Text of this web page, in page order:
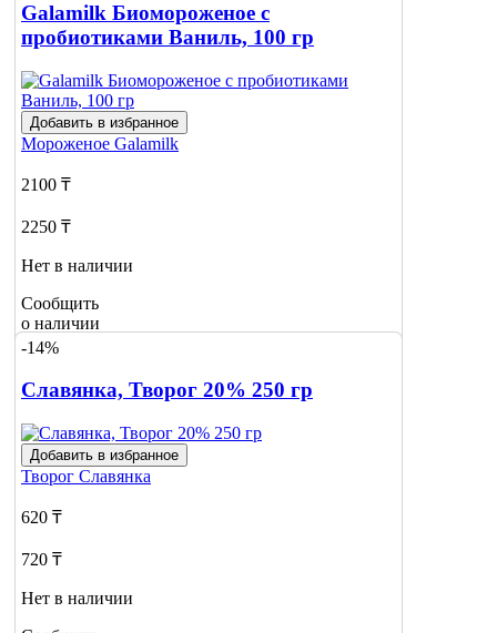
Galamilk Биомороженое с
пробиотиками Ваниль, 100 гр
Добавить в избранное
Мороженое Galamilk
2100 ₸
2250 ₸
Нет в наличии
Сообщить
о наличии
-14%
Славянка, Творог 20% 250 гр
Добавить в избранное
Творог Славянка
620 ₸
720 ₸
Нет в наличии